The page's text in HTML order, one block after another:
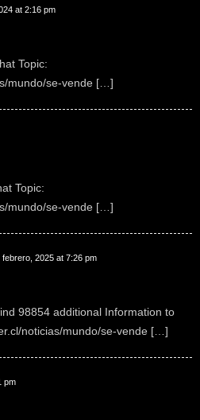
at 2:16 pm
Topic:
mundo/se-vende […]
Topic:
mundo/se-vende […]
febrero, 2025 at 7:26 pm
98854 additional Information to
noticias/mundo/se-vende […]
pm